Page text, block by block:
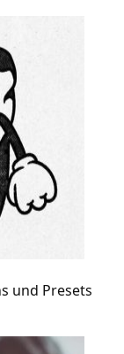
und Presets